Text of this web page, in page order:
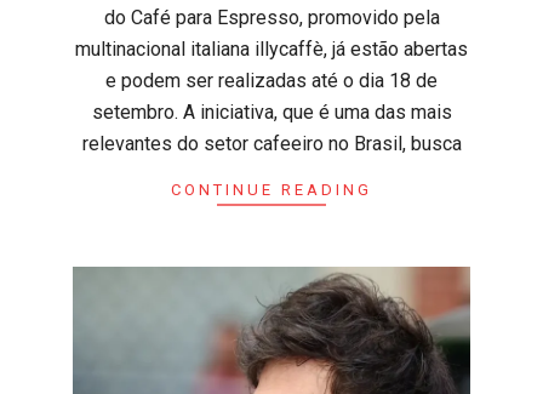
do Café para Espresso, promovido pela
multinacional italiana illycaffè, já estão abertas
e podem ser realizadas até o dia 18 de
setembro. A iniciativa, que é uma das mais
relevantes do setor cafeeiro no Brasil, busca
CONTINUE READING